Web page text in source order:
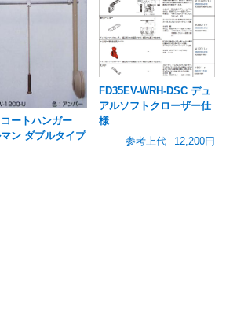
コートハンガー
マン ダブルタイプ
FD35EV-WRH-DSC デュ
アルソフトクローザー仕
様
参考上代
12,200円